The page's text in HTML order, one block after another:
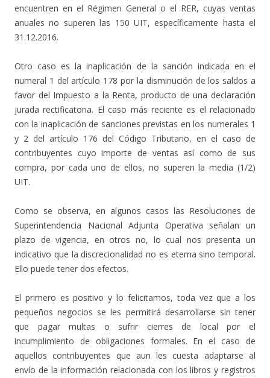
encuentren en el Régimen General o el RER, cuyas ventas
anuales no superen las 150 UIT, específicamente hasta el
31.12.2016.
Otro caso es la inaplicación de la sanción indicada en el
numeral 1 del artículo 178 por la disminución de los saldos a
favor del Impuesto a la Renta, producto de una declaración
jurada rectificatoria. El caso más reciente es el relacionado
con la inaplicación de sanciones previstas en los numerales 1
y 2 del artículo 176 del Código Tributario, en el caso de
contribuyentes cuyo importe de ventas así como de sus
compra, por cada uno de ellos, no superen la media (1/2)
UIT.
Como se observa, en algunos casos las Resoluciones de
Superintendencia Nacional Adjunta Operativa señalan un
plazo de vigencia, en otros no, lo cual nos presenta un
indicativo que la discrecionalidad no es eterna sino temporal.
Ello puede tener dos efectos.
El primero es positivo y lo felicitamos, toda vez que a los
pequeños negocios se les permitirá desarrollarse sin tener
que pagar multas o sufrir cierres de local por el
incumplimiento de obligaciones formales. En el caso de
aquellos contribuyentes que aun les cuesta adaptarse al
envío de la información relacionada con los libros y registros